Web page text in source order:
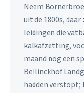
Neem
uit de 1800s,
leidingen die
kalkafzetting,
maand nog een
Bellinckhof
hadden verstopt;